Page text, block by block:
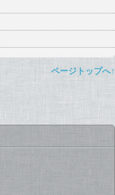
ページトップへ↑